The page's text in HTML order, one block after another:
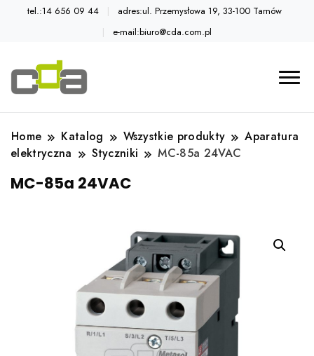
tel.:14 656 09 44
adres:ul. Przemysłowa 19, 33-100 Tarnów
e-mail:biuro@cda.com.pl
Home Katalog Wszystkie produkty
Aparatura
elektryczna
Styczniki MC-85a 24VAC
MC-85a 24VAC